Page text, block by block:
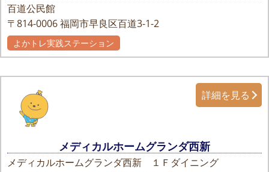
百道公民館
〒814-0006福岡市早良区百道3-1-2
よかトレ実践ステーション
メディカルホームグランダ西新
メディカルホームグランダ西新 １Ｆダイニング
詳細を見る